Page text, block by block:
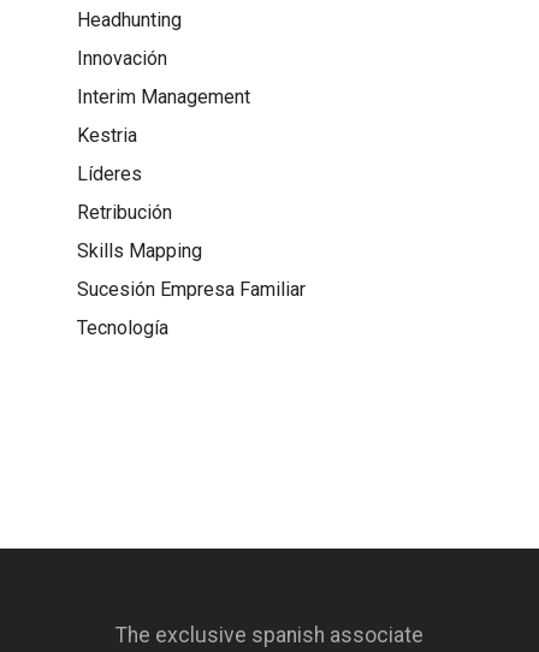
Headhunting
Innovación
Interim Management
Kestria
Líderes
Retribución
Skills Mapping
Sucesión Empresa Familiar
Tecnología
The exclusive spanish associate